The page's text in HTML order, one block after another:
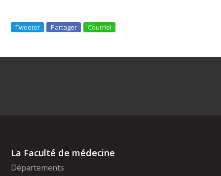
Tweeter Partager Courriel
La Faculté de médecine
Départements